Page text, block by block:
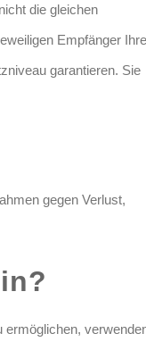
die gleichen
Empfänger
garantieren. Sie
gegen Verlust,
ermöglichen,